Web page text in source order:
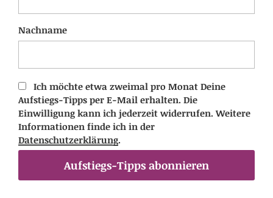
Nachname
Ich möchte etwa zweimal pro Monat Deine
Aufstiegs-Tipps per E-Mail erhalten. Die
Einwilligung kann ich jederzeit widerrufen. Weitere
Informationen finde ich in der
Datenschutzerklärung.
Aufstiegs-Tipps abonnieren